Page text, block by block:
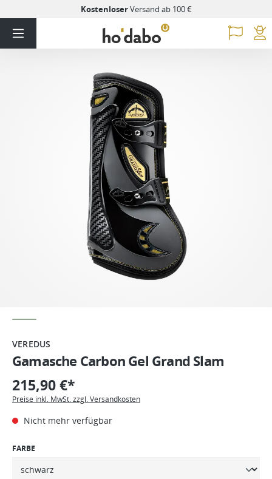
KostenloserVersand ab 100 €
VEREDUS
Gamasche Carbon Gel Grand Slam
215,90 €*
Preise inkl. MwSt. zzgl. Versandkosten
Nicht mehr verfügbar
FARBE